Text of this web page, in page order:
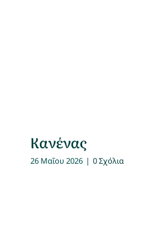
Κανένας
26 Μαΐου 2026 | 0 Σχόλια